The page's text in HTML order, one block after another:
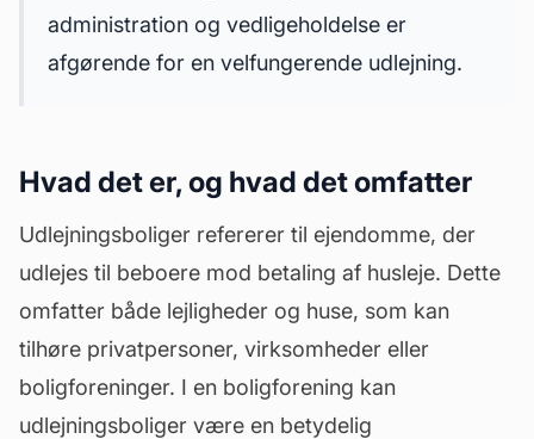
administration og vedligeholdelse er
afgørende for en velfungerende udlejning.
Hvad det er, og hvad det omfatter
Udlejningsboliger refererer til ejendomme, der
udlejes til beboere mod betaling af husleje. Dette
omfatter både lejligheder og huse, som kan
tilhøre privatpersoner, virksomheder eller
boligforeninger. I en boligforening kan
udlejningsboliger være en betydelig